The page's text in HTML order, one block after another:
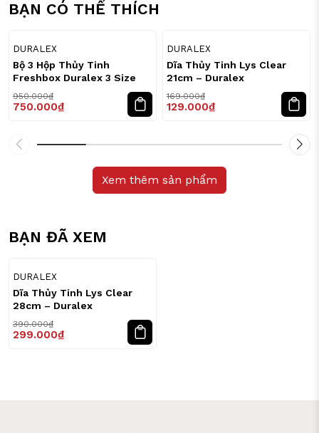
BẠN CÓ THỂ THÍCH
DURALEX
Bộ 3 Hộp Thủy Tinh
Freshbox Duralex 3 Size
950.000₫
750.000₫
DURALEX
Dĩa Thủy Tinh Lys Clear
21cm – Duralex
169.000₫
129.000₫
Xem thêm sản phẩm
BẠN ĐÃ XEM
DURALEX
Dĩa Thủy Tinh Lys Clear
28cm – Duralex
390.000₫
299.000₫